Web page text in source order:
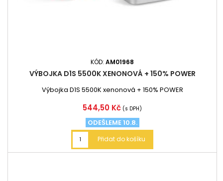
KÓD: AM01968
VÝBOJKA D1S 5500K XENONOVÁ + 150% POWER
Výbojka D1S 5500K xenonová + 150% POWER
Cena
544,50 Kč (s DPH)
ODEŠLEME 10.8.
Přidat do košíku